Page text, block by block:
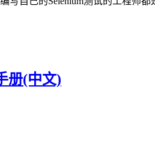
册(中文)